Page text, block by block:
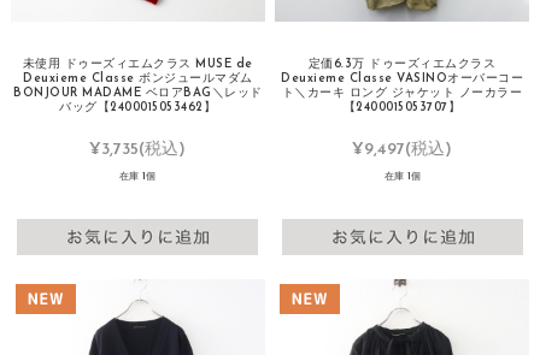
未使用 ドゥーズィエムクラス MUSE de
Deuxieme Classe ボンジュールマダム
BONJOUR MADAME ベロアBAG＼レッド
バッグ【2400015053462】
¥3,735(税込)
在庫 1個
定価6.3万 ドゥーズィエムクラス
Deuxieme Classe VASINOオーバーコー
ト＼カーキ ロング ジャケット ノーカラー
【2400015053707】
¥9,497(税込)
在庫 1個